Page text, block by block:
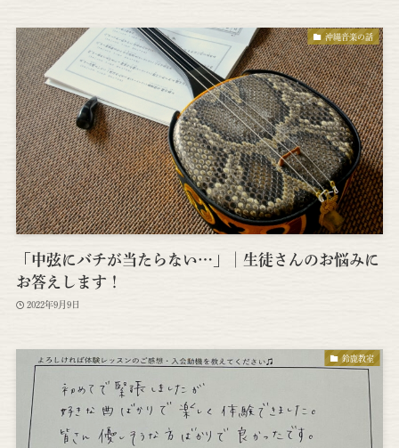
沖縄音楽の話
「中弦にバチが当たらない…」│生徒さんのお悩みに
お答えします！
2022年9月9日
鈴鹿教室